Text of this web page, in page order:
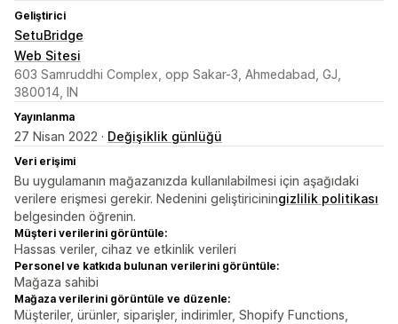
Geliştirici
SetuBridge
Web Sitesi
603 Samruddhi Complex, opp Sakar-3, Ahmedabad, GJ,
380014, IN
Yayınlanma
27 Nisan 2022 · Değişiklik günlüğü
Veri erişimi
Bu uygulamanın mağazanızda kullanılabilmesi için aşağıdaki
verilere erişmesi gerekir. Nedenini geliştiriciningizlilik politikası
belgesinden öğrenin.
Müşteri verilerini görüntüle:
Hassas veriler, cihaz ve etkinlik verileri
Personel ve katkıda bulunan verilerini görüntüle:
Mağaza sahibi
Mağaza verilerini görüntüle ve düzenle:
Müşteriler, ürünler, siparişler, indirimler, Shopify Functions,